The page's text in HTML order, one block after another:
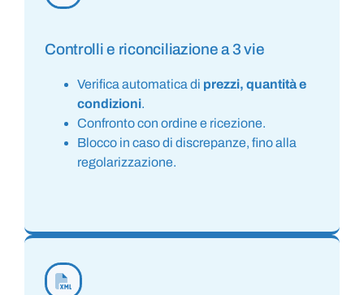
Controlli e riconciliazione a 3 vie
Verifica automatica di prezzi, quantità e
condizioni.
Confronto con ordine e ricezione.
Blocco in caso di discrepanze, fino alla
regolarizzazione.